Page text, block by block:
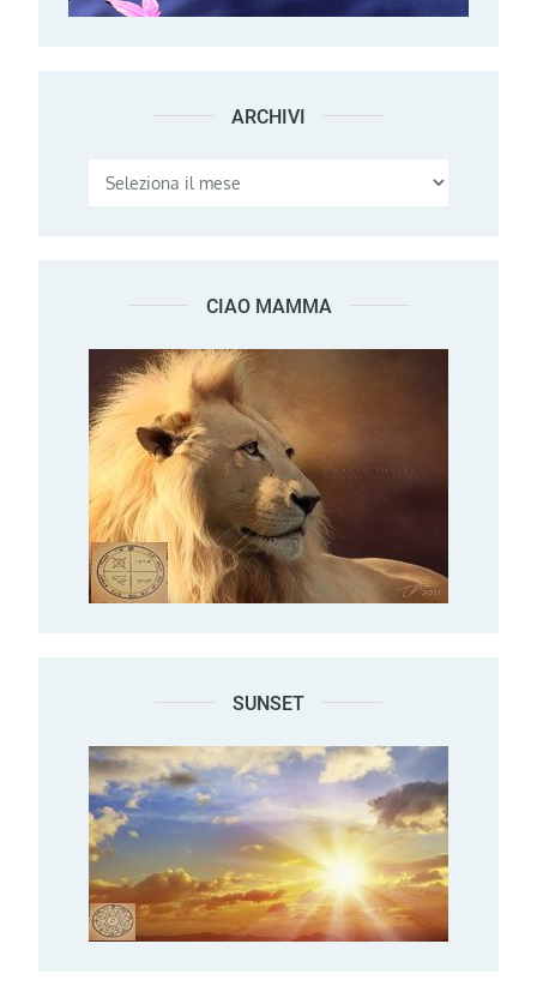
ARCHIVI Archivi
CIAO MAMMA
SUNSET